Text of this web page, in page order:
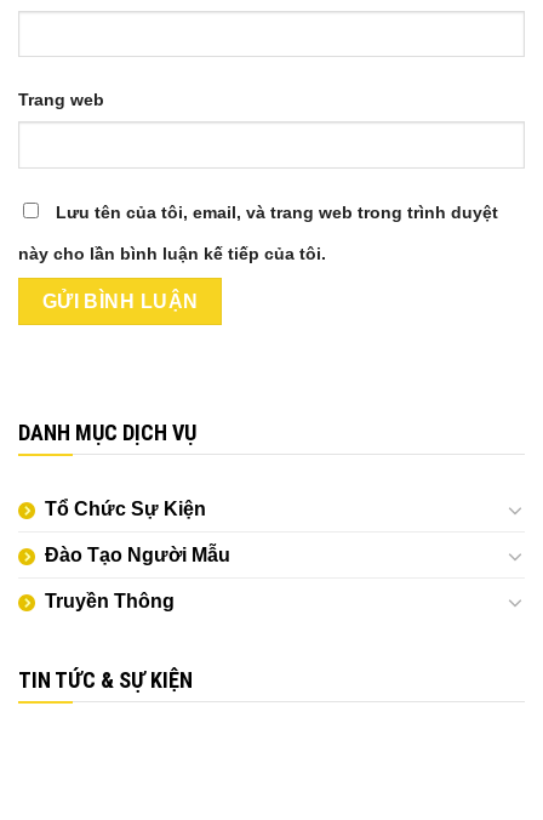
Trang web
Lưu tên của tôi, email, và trang web trong trình duyệt
này cho lần bình luận kế tiếp của tôi.
DANH MỤC DỊCH VỤ
Tổ Chức Sự Kiện
Đào Tạo Người Mẫu
Truyền Thông
TIN TỨC & SỰ KIỆN